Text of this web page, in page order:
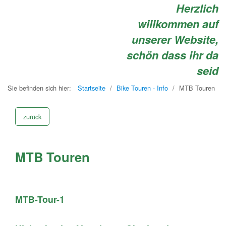
Herzlich
willkommen auf
unserer Website,
schön dass ihr da
seid
Sie befinden sich hier: Startseite / Bike Touren - Info / MTB Touren
zurück
MTB Touren
MTB-Tour-1